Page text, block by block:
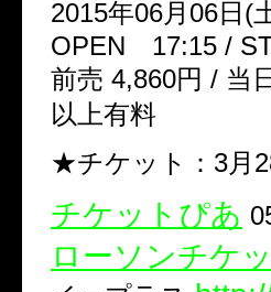
2015年06月06日(
OPEN 17:15 /
前売 4,860円 / 当
以上有料
★チケット：3月
チケットぴあ
ローソンチケ